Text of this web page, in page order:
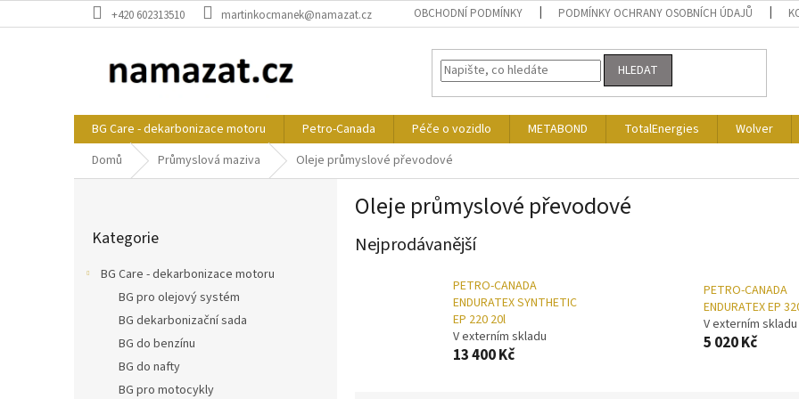
na
+420 602313510 martinkocmanek@namazat.cz OBCHODNÍ PODMÍNKY PODMÍNKY OCHRANY OSOBNÍCH ÚDAJŮ
HLEDAT
BG Care - dekarbonizace motoru Petro-Canada Péče o vozidlo METABOND TotalEnergies Wolver
Domů
Průmyslová maziva Oleje průmyslové převodové
kategorie
Kategorie
BG Care - dekarbonizace motoru
BG pro olejový systém
BG dekarbonizační sada
BG do benzínu
BG do nafty
BG pro motocykly
Oleje průmyslové převodové
Nejprodávanější
PETRO-CANADA
ENDURATEX SYNTHETIC
EP 220 20l
V externím skladu
13 400 Kč
PETRO-CANADA
ENDURATEX EP
V externím skladu
5 020 Kč